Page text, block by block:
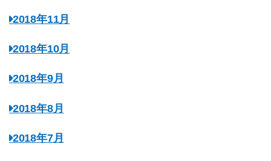
2018年11月
2018年10月
2018年9月
2018年8月
2018年7月